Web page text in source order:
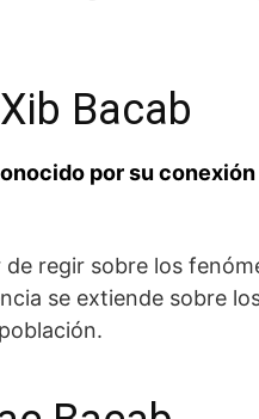
Bacab
por su
‍de regir‍ sobre los
se extiende sobre